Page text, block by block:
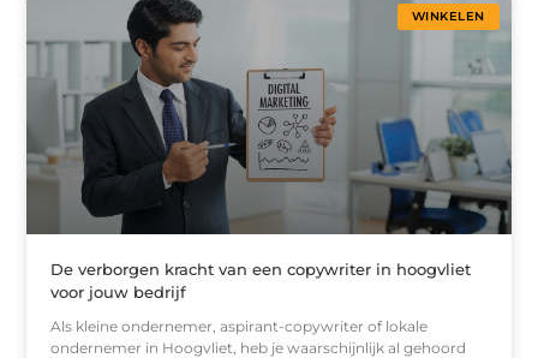
WINKELEN
De verborgen kracht van een copywriter in hoogvliet
voor jouw bedrijf
Als kleine ondernemer, aspirant-copywriter of lokale
ondernemer in Hoogvliet, heb je waarschijnlijk al gehoord